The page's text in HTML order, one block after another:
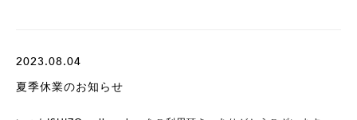
2023.08.04
夏季休業のお知らせ